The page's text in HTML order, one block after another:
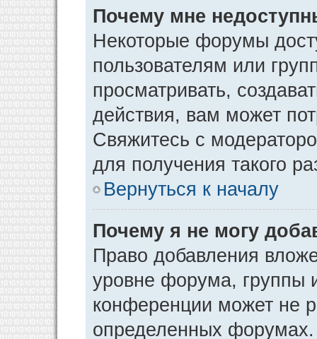
Почему мне
Некоторые форумы
пользователям или
просматривать,
действия, вам может
Свяжитесь с
для получения такого
Вернуться к началу
Почему я не могу
Право добавления
уровне форума, группы
конференции может не
определенных